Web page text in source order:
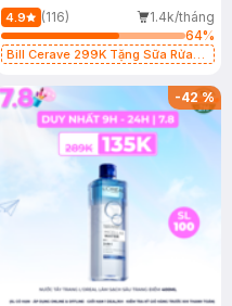
473ml
4.9 (116)
1.4k/tháng
64%
Bill Cerave 299K Tặng Sữa Rửa
-42%